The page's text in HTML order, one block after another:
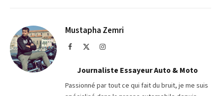
Telegram
Mustapha Zemri
Facebook Instagram
Journaliste Essayeur Auto & Moto
Passionné par tout ce qui fait du bruit, je me suis